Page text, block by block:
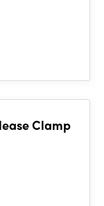
Clamp